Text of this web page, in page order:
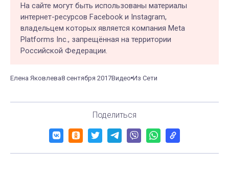
На сайте могут быть использованы материалы
интернет-ресурсов Facebook и Instagram,
владельцем которых является компания Meta
Platforms Inc., запрещённая на территории
Российской Федерации.
Елена Яковлева8 сентября 2017Видео Из Сети
Поделиться